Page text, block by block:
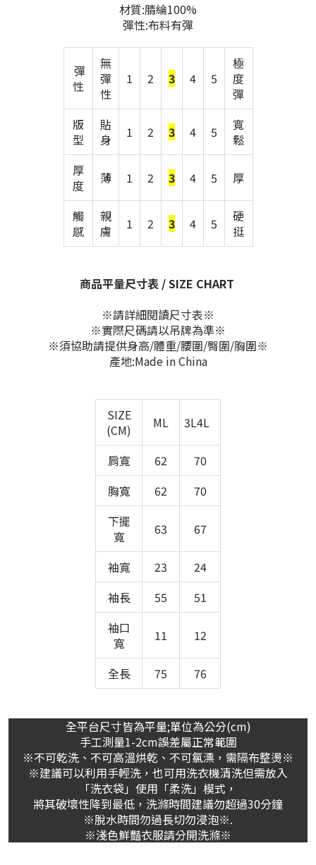
材質:腈綸100%
彈性:布料有彈
彈
性
無
彈
性
1 2 3 4 5
極
度
彈
版
型
貼
身
1 2 3 4 5
寬
鬆
厚
度
薄 1 2 3 4 5 厚
觸
感
親
膚
1 2 3 4 5
硬
挺
商品平量尺寸表 / SIZE CHART
※請詳細閱讀尺寸表※
※實際尺碼請以吊牌為準※
※須協助請提供身高/體重/腰圍/臀圍/胸圍※
產地:Made in China
SIZE
(CM)
ML 3L4L
肩寬 62
70
胸寬
62
70
下擺
寬
63 67
袖寬 23
24
袖長
55
51
袖口
寬
11 12
全長 75 76
全平台尺寸皆為平量;單位為公分(cm)
手工測量1-2cm誤差屬正常範圍
※不可乾洗、不可高溫烘乾、不可氯漂，需隔布整燙※
※建議可以利用手輕洗，也可用洗衣機清洗但需放入
「洗衣袋」使用「柔洗」模式，
將其破壞性降到最低，洗滌時間建議勿超過30分鐘
※脫水時間勿過長切勿浸泡※.
※淺色鮮豔衣服請分開洗滌※